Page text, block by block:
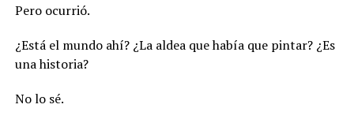
Pero ocurrió.
¿Está el mundo ahí? ¿La aldea que había que pintar? ¿Es
una historia?
No lo sé.